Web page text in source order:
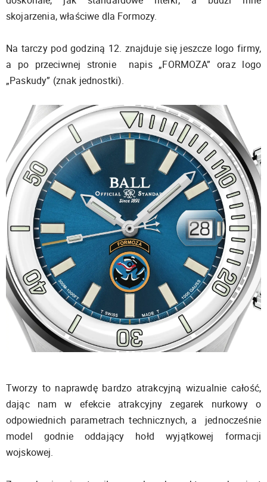
skojarzenia, właściwe dla Formozy.
Na tarczy pod godziną 12. znajduje się jeszcze logo firmy,
a po przeciwnej stronie napis „FORMOZA” oraz logo
„Paskudy” (znak jednostki).
Tworzy to naprawdę bardzo atrakcyjną wizualnie całość,
dając nam w efekcie atrakcyjny zegarek nurkowy o
odpowiednich parametrach technicznych, a jednocześnie
model godnie oddający hołd wyjątkowej formacji
wojskowej.